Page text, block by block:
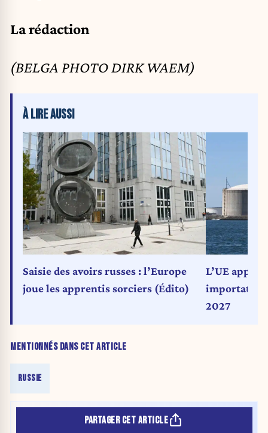
La rédaction
(BELGA PHOTO DIRK WAEM)
MENTIONNÉS DANS CET ARTICLE
RUSSIE
À LIRE AUSSI
Saisie des avoirs russes : l’Europe
joue les apprentis sorciers (Édito)
L’UE
2027
PARTAGER CET ARTICLE